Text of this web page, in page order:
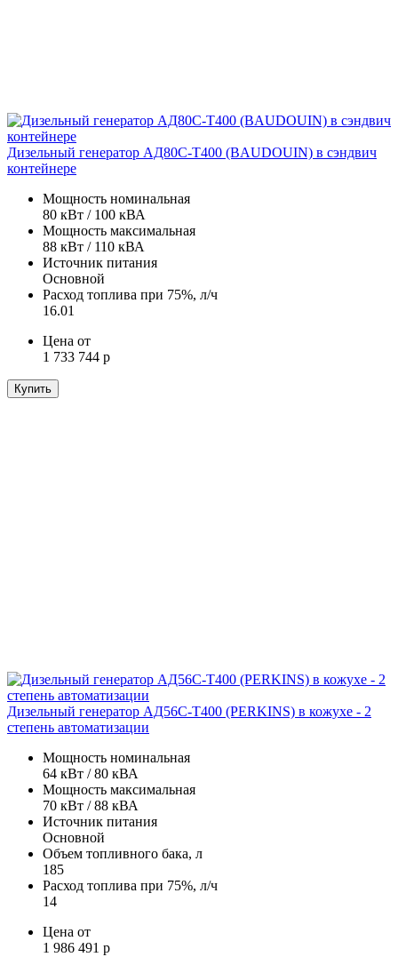
Дизельный генератор АД80С-Т400 (BAUDOUIN) в сэндвич
контейнере
Мощность номинальная
80 кВт / 100 кВА
Мощность максимальная
88 кВт / 110 кВА
Источник питания
Основной
Расход топлива при 75%, л/ч
16.01
Цена от
1 733 744 р
Купить
Дизельный генератор АД56С-Т400 (PERKINS) в кожухе - 2
степень автоматизации
Мощность номинальная
64 кВт / 80 кВА
Мощность максимальная
70 кВт / 88 кВА
Источник питания
Основной
Объем топливного бака, л
185
Расход топлива при 75%, л/ч
14
Цена от
1 986 491 р